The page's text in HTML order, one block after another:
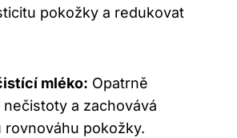
pokožky a redukovat
mléko: Opatrně
a zachovává
rovnováhu pokožky.